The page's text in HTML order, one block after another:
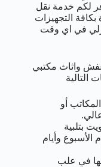
لكم خدمة نقل
التجهيزات
في اي وقت
واثاث مكتبي
التالية
أو
بتلبية
أيام الأسبوع وأيام
في علب